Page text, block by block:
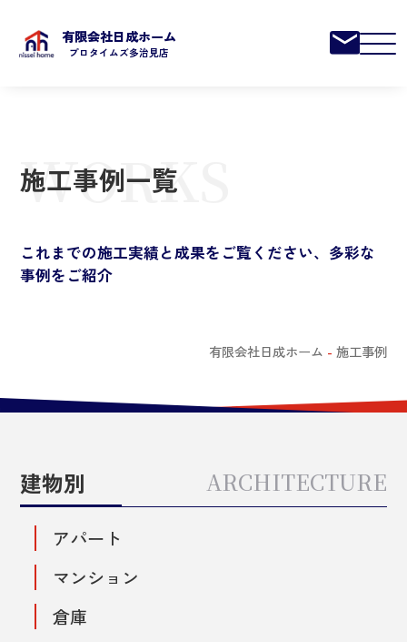
有限会社日成ホーム
プロタイムズ多治見店
WORKS
施工事例一覧
これまでの施工実績と成果をご覧ください、多彩な
事例をご紹介
有限会社日成ホーム - 施工事例
建物別 ARCHITECTURE
アパート
マンション
倉庫